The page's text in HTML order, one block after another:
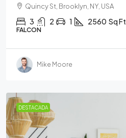
Quincy St, Brooklyn, NY, USA
3 2 1 2560 Sq Ft
FALCON
Mike Moore
DESTACADA